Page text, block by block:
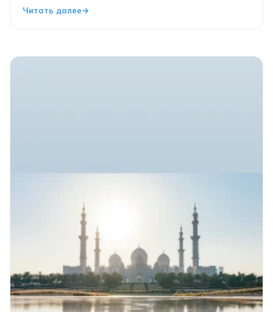
Читать далее